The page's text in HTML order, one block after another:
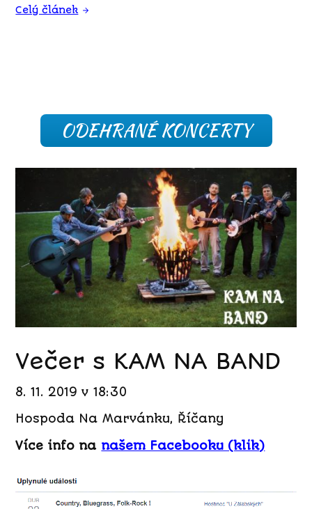
Celý článek
ODEHRANÉ KONCERTY
Večer s KAM NA BAND
8. 11. 2019 v 18:30
Hospoda Na Marvánku, Říčany
Více info na našem Facebooku (klik)